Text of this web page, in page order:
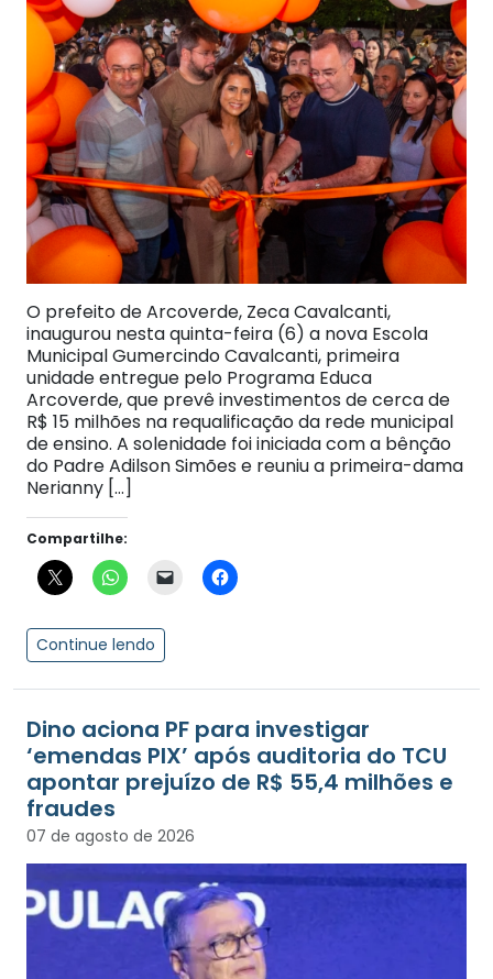
O prefeito de Arcoverde, Zeca Cavalcanti,
inaugurou nesta quinta-feira (6) a nova Escola
Municipal Gumercindo Cavalcanti, primeira
unidade entregue pelo Programa Educa
Arcoverde, que prevê investimentos de cerca de
R$ 15 milhões na requalificação da rede municipal
de ensino. A solenidade foi iniciada com a bênção
do Padre Adilson Simões e reuniu a primeira-dama
Nerianny […]
Compartilhe:
Continue lendo
Dino aciona PF para investigar
‘emendas PIX’ após auditoria do TCU
apontar prejuízo de R$ 55,4 milhões e
fraudes
07 de agosto de 2026